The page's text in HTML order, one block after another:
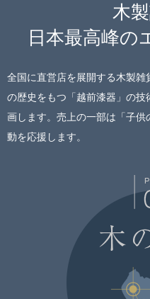
木
日本最高峰の
全国に直営店を展開する木製
の歴史をもつ「越前漆器」の
画します。売上の一部は「子
動を応援します。